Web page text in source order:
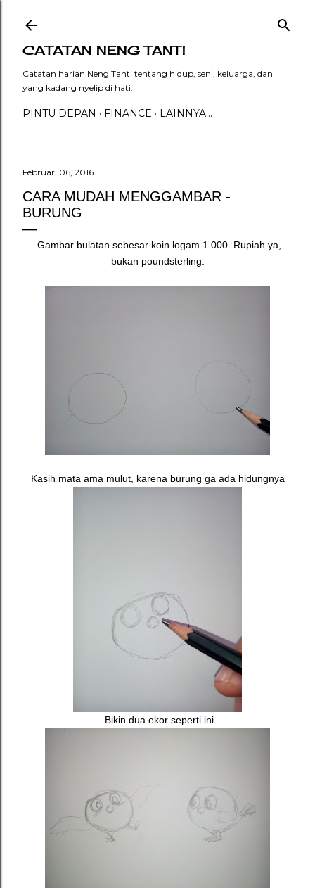
CATATAN NENG TANTI
Catatan harian Neng Tanti tentang hidup, seni, keluarga, dan
yang kadang nyelip di hati.
PINTU DEPAN FINANCE LAINNYA…
Februari 06, 2016
CARA MUDAH MENGGAMBAR -
BURUNG
Gambar bulatan sebesar koin logam 1.000. Rupiah ya,
bukan poundsterling.
Kasih mata ama mulut, karena burung ga ada hidungnya
Bikin dua ekor seperti ini